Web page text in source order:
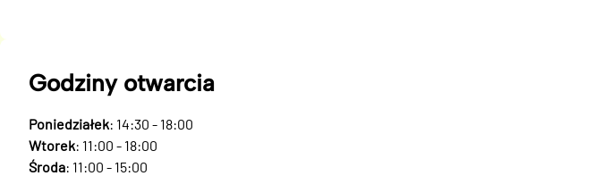
Godziny otwarcia
Poniedziałek: 14:30 - 18:00
Wtorek: 11:00 - 18:00
Środa: 11:00 - 15:00